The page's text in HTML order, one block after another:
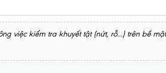
việc kiểm tra khuyết tật (nứt, rỗ...) trên bề